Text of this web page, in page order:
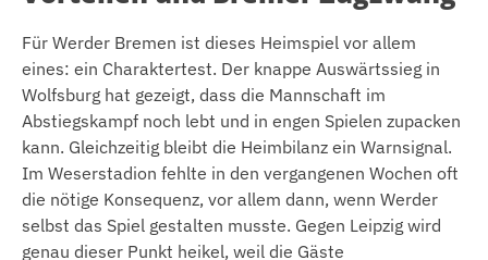
Für Werder Bremen ist dieses Heimspiel vor allem
eines: ein Charaktertest. Der knappe Auswärtssieg in
Wolfsburg hat gezeigt, dass die Mannschaft im
Abstiegskampf noch lebt und in engen Spielen zupacken
kann. Gleichzeitig bleibt die Heimbilanz ein Warnsignal.
Im Weserstadion fehlte in den vergangenen Wochen oft
die nötige Konsequenz, vor allem dann, wenn Werder
selbst das Spiel gestalten musste. Gegen Leipzig wird
genau dieser Punkt heikel, weil die Gäste